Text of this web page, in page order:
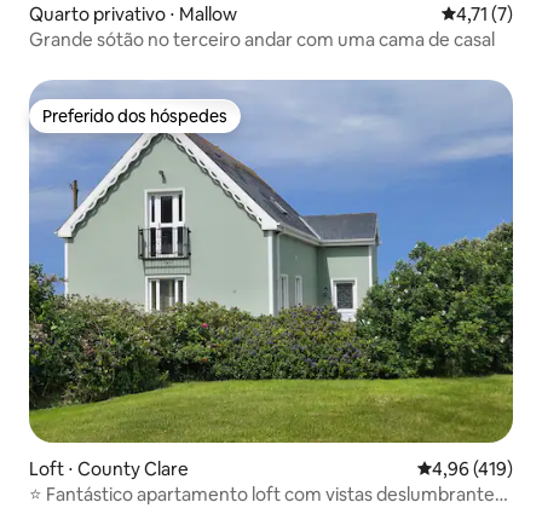
Quarto privativo ⋅ Mallow 4,71 de
4,71 (7)
Grande sótão no terceiro andar com uma cama de casal
Preferido dos hóspedes
Preferido dos hóspedes
Loft ⋅ County Clare 4,96 de uma
4,96 (419)
⭐️ Fantástico apartamento loft com vistas deslumbrantes